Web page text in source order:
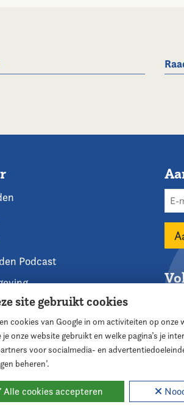
Podcast
opnemen
Cookie instellingen
site gebruikt cookies
cookies van Google in om activiteiten op onze
je onze website gebruikt en welke pagina’s je
voor socialmedia- en
beheren’.
Alle cookies accepteren